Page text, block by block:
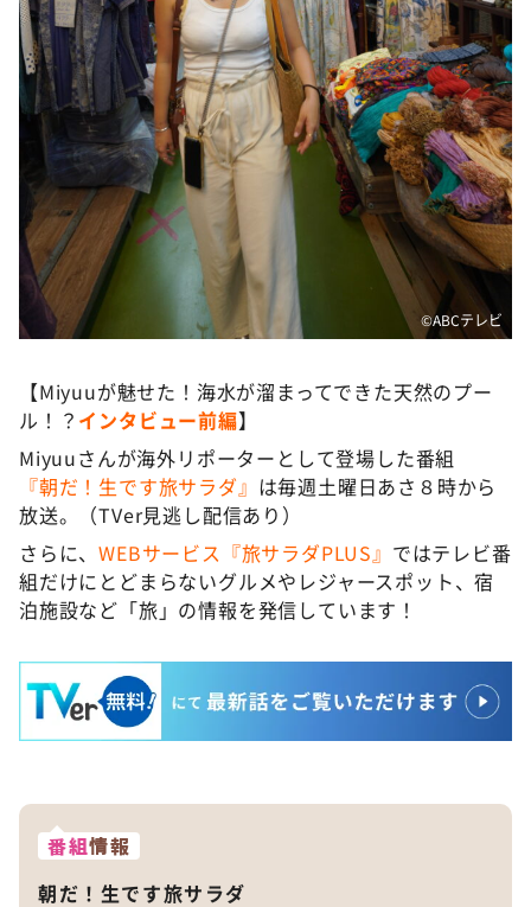
©️ABCテレビ
【Miyuuが魅せた！海水が溜まってできた天然のプー
ル！？ インタビュー前編】
Miyuuさんが海外リポーターとして登場した番組
『朝だ！生です旅サラダ』 は毎週土曜日あさ８時から
放送。（TVer見逃し配信あり）
さらに、WEBサービス『旅サラダPLUS』 ではテレビ番
組だけにとどまらないグルメやレジャースポット、宿
泊施設など「旅」の情報を発信しています！
番組情報
朝だ！生です旅サラダ